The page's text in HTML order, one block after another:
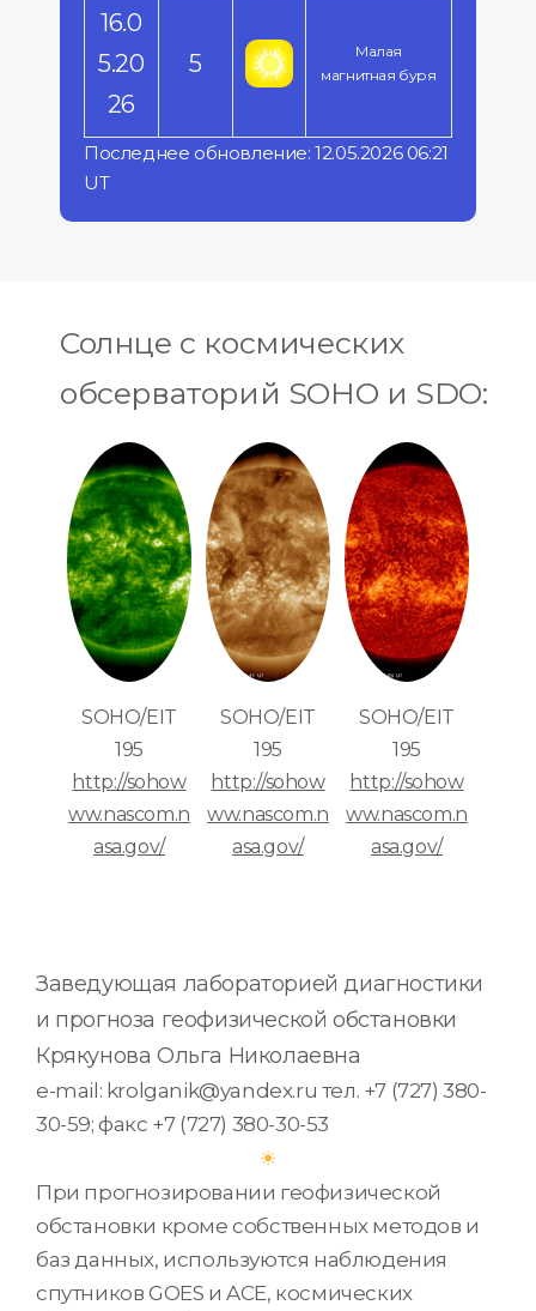
16.0
5.20
26
5
Малая
магнитная буря
Последнее обновление: 12.05.2026 06:21
UT
Солнце с космических
обсерваторий SOHO и SDO:
SOHO/EIT
195
http://sohow
ww.nascom.n
asa.gov/
SOHO/EIT
195
http://sohow
ww.nascom.n
asa.gov/
SOHO/EIT
195
http://sohow
ww.nascom.n
asa.gov/
Заведующая лабораторией диагностики
и прогноза геофизической обстановки
Крякунова Ольга Николаевна
e-mail: krolganik@yandex.ru тел. +7 (727) 380-
30-59; факс +7 (727) 380-30-53
При прогнозировании геофизической
обстановки кроме собственных методов и
баз данных, используются наблюдения
спутников GOES и ACE, космических